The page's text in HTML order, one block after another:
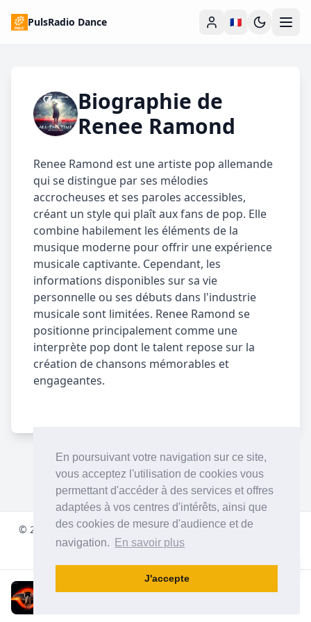
En poursuivant votre navigation sur ce site,
vous acceptez l'utilisation de cookies vous
permettant d'accéder à des services et offres
adaptées à vos centres d'intérêts, ainsi que
des cookies de mesure d'audience et de
navigation.
En savoir plus
J'accepte
PulsRadio Dance 🇫🇷
Biographie de
Renee Ramond
Renee Ramond est une artiste pop allemande
qui se distingue par ses mélodies
accrocheuses et ses paroles accessibles,
créant un style qui plaît aux fans de pop. Elle
combine habilement les éléments de la
musique moderne pour offrir une expérience
musicale captivante. Cependant, les
informations disponibles sur sa vie
personnelle ou ses débuts dans l'industrie
musicale sont limitées. Renee Ramond se
positionne principalement comme une
interprète pop dont le talent repose sur la
création de chansons mémorables et
engageantes.
© 2001- 2026pulsradio.comÀ propos de notre Radio Dance
ILLENIUM Feat Lauren Alaina